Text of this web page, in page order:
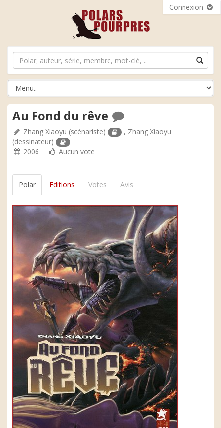
Connexion
Au Fond du rêve
Zhang Xiaoyu (scénariste) , Zhang Xiaoyu
(dessinateur)
2006
Aucun vote
Polar Editions Votes Avis